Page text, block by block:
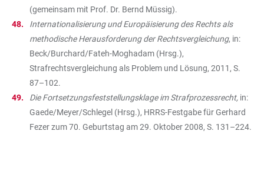
(gemeinsam mit Prof. Dr. Bernd Müssig).
Internationalisierung und Europäisierung des Rechts als
methodische Herausforderung der Rechtsvergleichung, in:
Beck/Burchard/Fateh-Moghadam (Hrsg.),
Strafrechtsvergleichung als Problem und Lösung, 2011, S.
87–102.
Die Fortsetzungsfeststellungsklage im Strafprozessrecht, in:
Gaede/Meyer/Schlegel (Hrsg.), HRRS-Festgabe für Gerhard
Fezer zum 70. Geburtstag am 29. Oktober 2008, S. 131–224.